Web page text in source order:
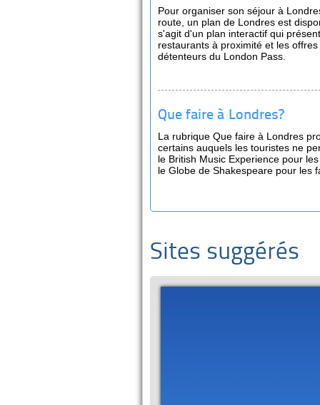
Pour organiser son séjour à
route, un plan de Londres est
s'agit d'un plan interactif qui
restaurants à proximité et les
détenteurs du London Pass.
Que faire à Londres?
La rubrique Que faire à Londres
certains auquels les touristes ne
le British Music Experience pour
le Globe de Shakespeare pour les
Sites suggérés